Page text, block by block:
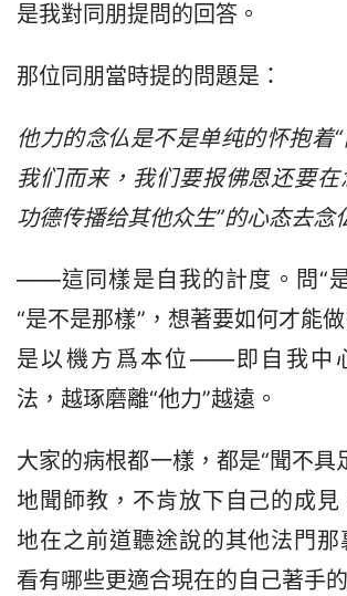
是我對同朋提問的回答。
那位同朋當時提的問題是：
他力的念仏是不是单纯的怀抱着
我们而来，我们要报佛恩还要
功德传播给其他众生”的心态去念
——這同樣是自我的計度。問“是
“是不是那樣”，想著要如何才能
是以機方爲本位——即自我
法，越琢磨離“他力”越遠。
大家的病根都一樣，都是“聞不具
地聞師教，不肯放下自己的成見
地在之前道聽途說的其他法門那
看有哪些更適合現在的自己著手